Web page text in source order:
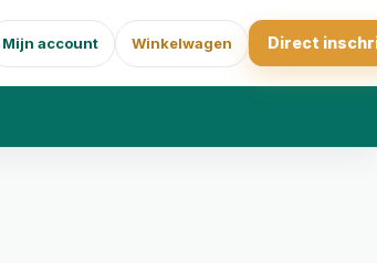
Mijn account Winkelwagen Direct